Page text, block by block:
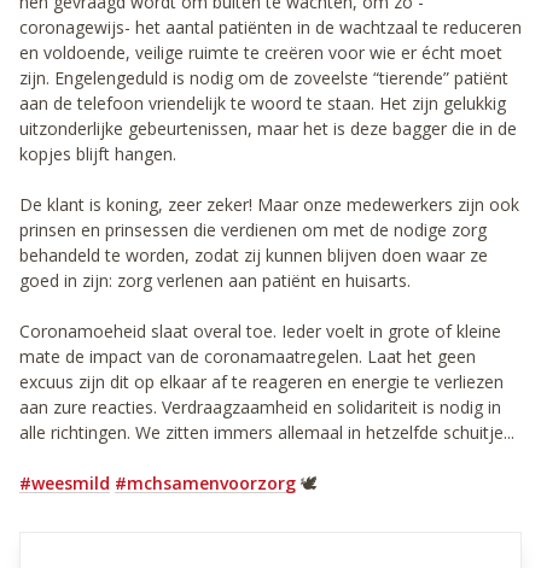
coronagewijs- het aantal patiënten in de wachtzaal te reduceren
en voldoende, veilige ruimte te creëren voor wie er écht moet
zijn. Engelengeduld is nodig om de zoveelste “tierende” patiënt
aan de telefoon vriendelijk te woord te staan. Het zijn gelukkig
uitzonderlijke gebeurtenissen, maar het is deze bagger die in de
kopjes blijft hangen.
De klant is koning, zeer zeker! Maar onze medewerkers zijn ook
prinsen en prinsessen die verdienen om met de nodige zorg
behandeld te worden, zodat zij kunnen blijven doen waar ze
goed in zijn: zorg verlenen aan patiënt en huisarts.
Coronamoeheid slaat overal toe. Ieder voelt in grote of kleine
mate de impact van de coronamaatregelen. Laat het geen
excuus zijn dit op elkaar af te reageren en energie te verliezen
aan zure reacties. Verdraagzaamheid en solidariteit is nodig in
alle richtingen. We zitten immers allemaal in hetzelfde schuitje...
#weesmild #mchsamenvoorzorg 🕊